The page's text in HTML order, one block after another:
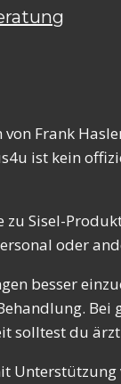
Frank
ist kein
zu Sisel-
oder
besser
Bei
solltest du